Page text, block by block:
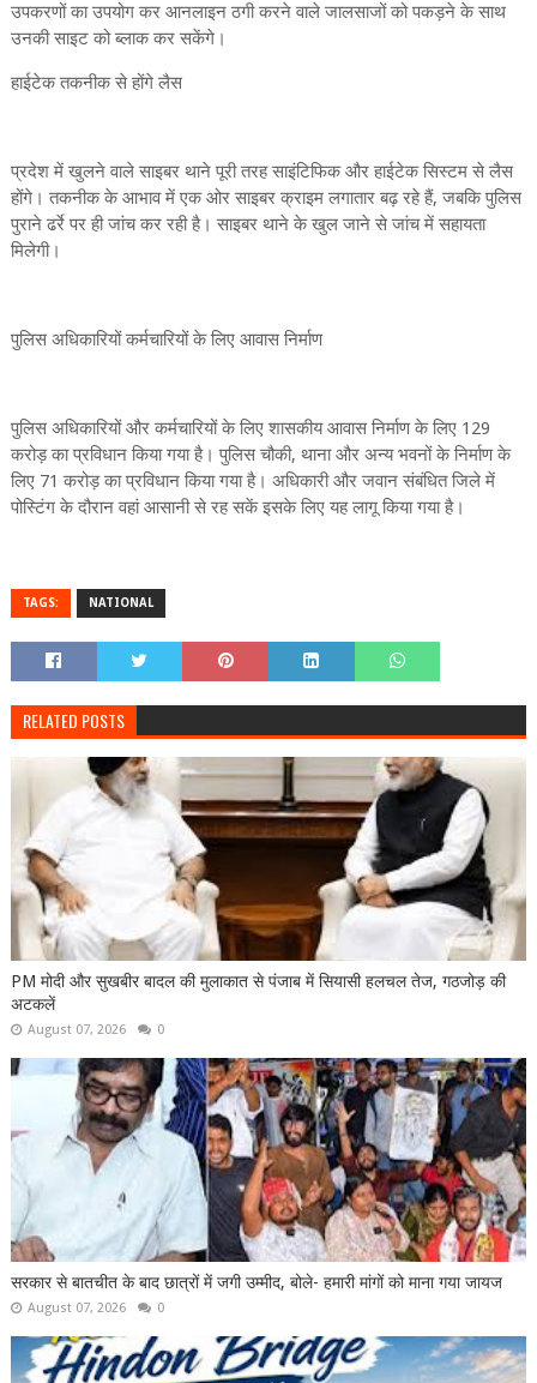
उपकरणों का उपयोग कर आनलाइन ठगी करने वाले जालसाजों को पकड़ने के साथ
उनकी साइट को ब्लाक कर सकेंगे।
हाईटेक तकनीक से होंगे लैस
प्रदेश में खुलने वाले साइबर थाने पूरी तरह साइंटिफिक और हाईटेक सिस्टम से लैस
होंगे। तकनीक के आभाव में एक ओर साइबर क्राइम लगातार बढ़ रहे हैं, जबकि पुलिस
पुराने ढर्रे पर ही जांच कर रही है। साइबर थाने के खुल जाने से जांच में सहायता
मिलेगी।
पुलिस अधिकारियों कर्मचारियों के लिए आवास निर्माण
पुलिस अधिकारियों और कर्मचारियों के लिए शासकीय आवास निर्माण के लिए 129
करोड़ का प्रविधान किया गया है। पुलिस चौकी, थाना और अन्य भवनों के निर्माण के
लिए 71 करोड़ का प्रविधान किया गया है। अधिकारी और जवान संबंधित जिले में
पोस्टिंग के दौरान वहां आसानी से रह सकें इसके लिए यह लागू किया गया है।
TAGS: NATIONAL
RELATED POSTS
PM मोदी और सुखबीर बादल की मुलाकात से पंजाब में सियासी हलचल तेज, गठजोड़ की
अटकलें
August 07, 2026 0
सरकार से बातचीत के बाद छात्रों में जगी उम्मीद, बोले- हमारी मांगों को माना गया जायज
August 07, 2026 0